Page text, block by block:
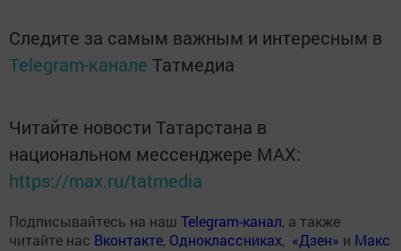
Следите за самым важным и интересным в
Telegram-канале Татмедиа
Читайте новости Татарстана в
национальном мессенджере MАХ:
https://max.ru/tatmedia
Подписывайтесь на наш Telegram-канал, а также
читайте нас Вконтакте, Одноклассниках, «Дзен» и Макс